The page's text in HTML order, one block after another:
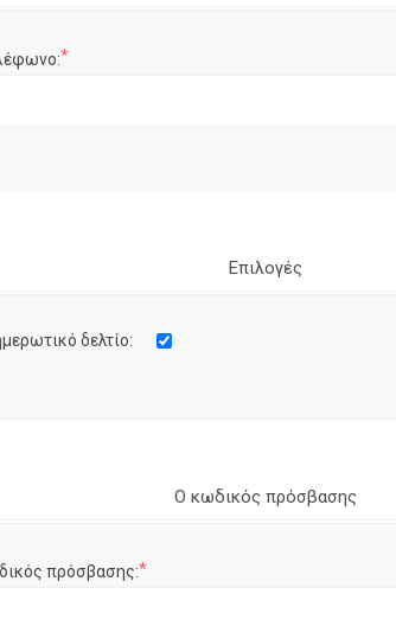
*
Επιλογές
δελτίο:
Ο κωδικός πρόσβασης
πρόσβασης:*